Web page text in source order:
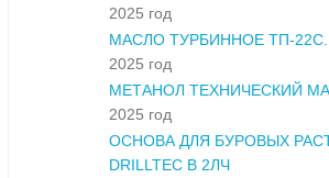
2025 год
МАСЛО ТУРБИННОЕ ТП-
2025 год
МЕТАНОЛ ТЕХНИЧЕСКИЙ
2025 год
ОСНОВА ДЛЯ БУРОВЫХ
DRILLTEC В 2ЛЧ